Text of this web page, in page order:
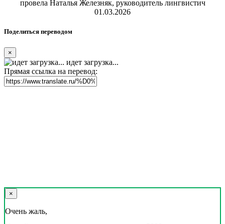
провела Наталья Железняк, руководитель лингвистич
01.03.2026
Поделиться переводом
×
идет загрузка...
Прямая ссылка на перевод:
×
Очень жаль,